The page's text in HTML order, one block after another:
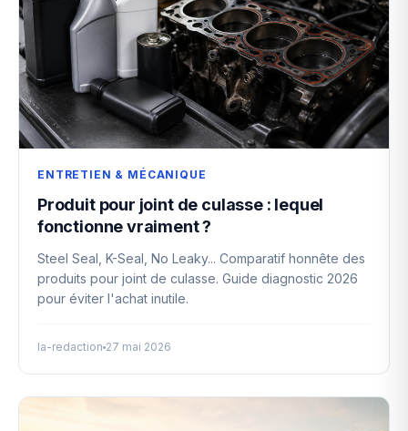
ENTRETIEN & MÉCANIQUE
Produit pour joint de culasse : lequel
fonctionne vraiment ?
Steel Seal, K-Seal, No Leaky... Comparatif honnête des
produits pour joint de culasse. Guide diagnostic 2026
pour éviter l'achat inutile.
la-redaction 27 mai 2026